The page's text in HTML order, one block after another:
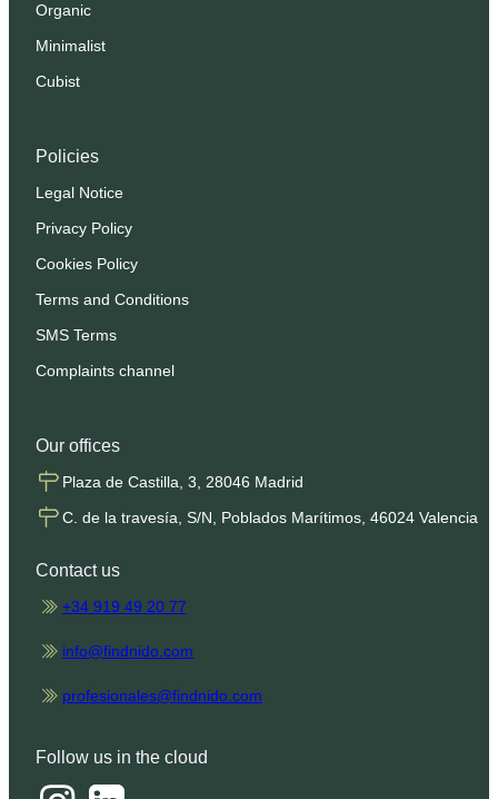
Organic
Minimalist
Cubist
Policies
Legal Notice
Privacy Policy
Cookies Policy
Terms and Conditions
SMS Terms
Complaints channel
Our offices
Plaza de Castilla, 3, 28046 Madrid
C. de la travesía, S/N, Poblados Marítimos, 46024 Valencia
Contact us
+34 919 49 20 77
info@findnido.com
profesionales@findnido.com
Follow us in the cloud